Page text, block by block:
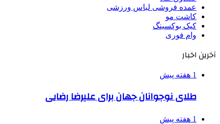
عمده فروشی لباس ورزشی
کاشت مو
کیک بوکسینگ
وام فوری
آخرین اخبار
1 هفته پیش
طلای نوجوانان جهان برای علیرضا رضایی
1 هفته پیش